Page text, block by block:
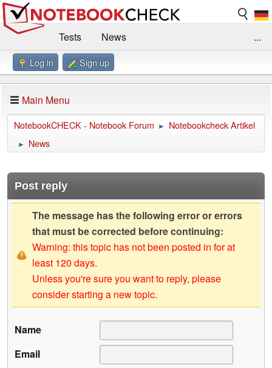
Tests
News
Benchmarks / Technik
Forum
Impressum
...
Log in Sign up
Main Menu
NotebookCHECK - Notebook Forum ► Notebookcheck Artikel
► News
Post reply
The message has the following error or errors
that must be corrected before continuing:
Warning: this topic has not been posted in for at
least 120 days.
Unless you're sure you want to reply, please
consider starting a new topic.
Name
Email